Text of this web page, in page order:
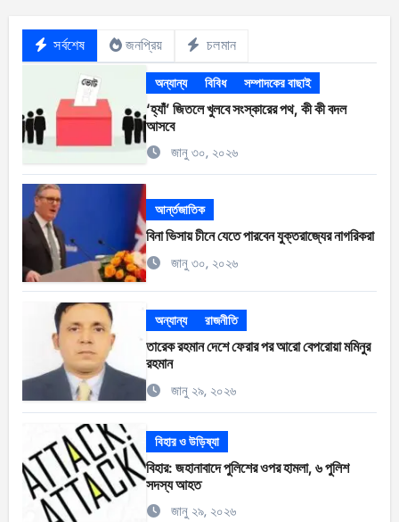
সর্বশেষ জনপ্রিয় চলমান
অন্যান্য বিবিধ সম্পাদকের বাছাই
‘হ্যাঁ’ জিতলে খুলবে সংস্কারের পথ, কী কী বদল
আসবে
জানু ৩০, ২০২৬
আর্ন্তজাতিক
বিনা ভিসায় চীনে যেতে পারবেন যুক্তরাজ্যের নাগরিকরা
জানু ৩০, ২০২৬
অন্যান্য রাজনীতি
তারেক রহমান দেশে ফেরার পর আরো বেপরোয়া মমিনুর
রহমান
জানু ২৯, ২০২৬
বিহার ও উড়িষ্যা
বিহার: জহানাবাদে পুলিশের ওপর হামলা, ৬ পুলিশ
সদস্য আহত
জানু ২৯, ২০২৬